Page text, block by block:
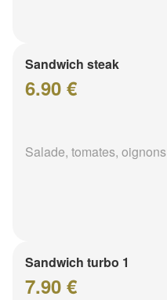
Sandwich steak
6.90 €
Salade, tomates, oignons
Sandwich turbo 1
7.90 €